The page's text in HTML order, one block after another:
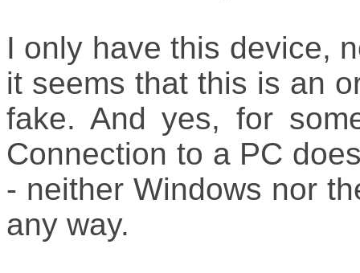
I only have this device,
it seems that this is an
fake. And yes, for
Connection to a PC
- neither Windows nor
any way.